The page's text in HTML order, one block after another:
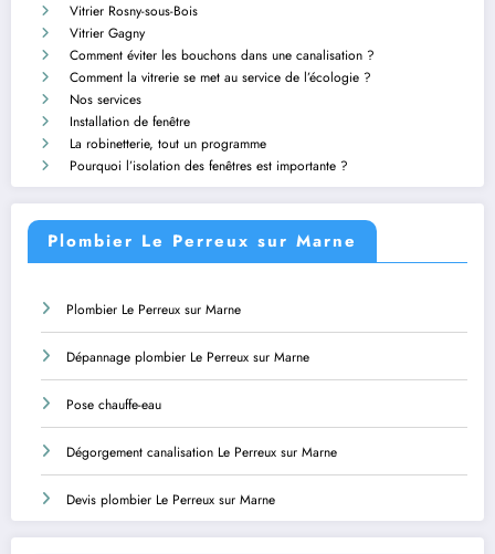
Vitrier Rosny-sous-Bois
Vitrier Gagny
Comment éviter les bouchons dans une canalisation ?
Comment la vitrerie se met au service de l’écologie ?
Nos services
Installation de fenêtre
La robinetterie, tout un programme
Pourquoi l’isolation des fenêtres est importante ?
Plombier Le Perreux sur Marne
Plombier Le Perreux sur Marne
Dépannage plombier Le Perreux sur Marne
Pose chauffe-eau
Dégorgement canalisation Le Perreux sur Marne
Devis plombier Le Perreux sur Marne